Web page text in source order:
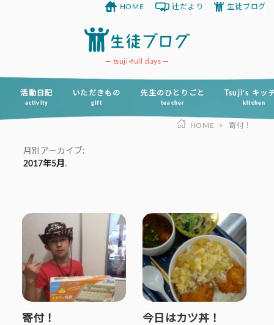
ツ
tsuji-full days
活動日記
activity
いただきもの
gift
先生のひとりごと
teacher
Tsuji’s キッ
kitchen
HOME 辻だより 生徒ブログ
HOME > 寄付！
月別アーカイブ:
2017年5月
寄付！ 今日はカツ丼！